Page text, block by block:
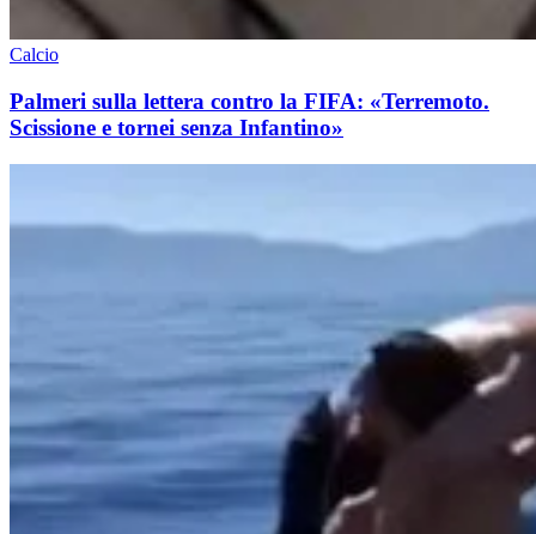
Calcio
Palmeri sulla lettera contro la FIFA: «Terremoto.
Scissione e tornei senza Infantino»